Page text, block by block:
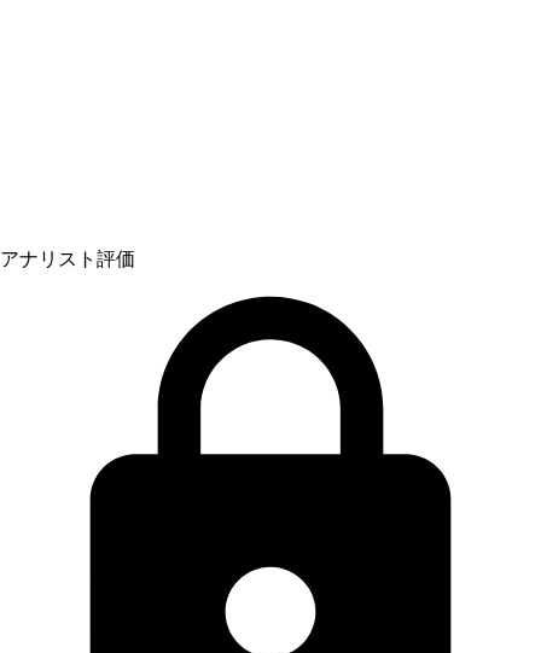
アナリスト評価